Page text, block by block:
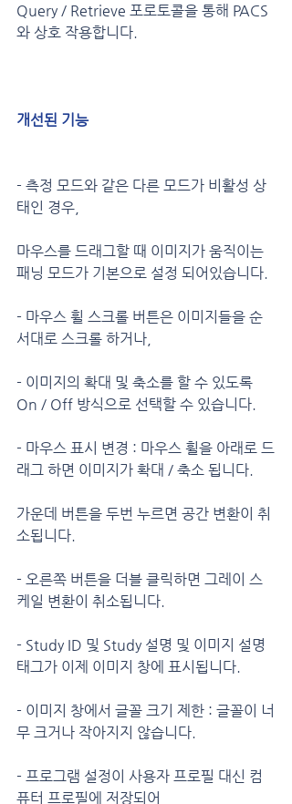
Query / Retrieve 포로토콜을 통해 PACS
와 상호 작용합니다.
개선된 기능
- 측정 모드와 같은 다른 모드가 비활성 상
태인 경우,
마우스를 드래그할 때 이미지가 움직이는
패닝 모드가 기본으로 설정 되어있습니다.
- 마우스 휠 스크롤 버튼은 이미지들을 순
서대로 스크롤 하거나,
- 이미지의 확대 및 축소를 할 수 있도록
On / Off 방식으로 선택할 수 있습니다.
- 마우스 표시 변경 : 마우스 휠을 아래로 드
래그 하면 이미지가 확대 / 축소 됩니다.
가운데 버튼을 두번 누르면 공간 변환이 취
소됩니다.
- 오른쪽 버튼을 더블 클릭하면 그레이 스
케일 변환이 취소됩니다.
- Study ID 및 Study 설명 및 이미지 설명
태그가 이제 이미지 창에 표시됩니다.
- 이미지 창에서 글꼴 크기 제한 : 글꼴이 너
무 크거나 작아지지 않습니다.
- 프로그램 설정이 사용자 프로필 대신 컴
퓨터 프로필에 저장되어